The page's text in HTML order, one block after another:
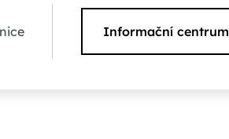
Informační centrum